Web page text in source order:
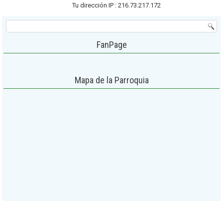
Tu dirección IP : 216.73.217.172
FanPage
Mapa de la Parroquia